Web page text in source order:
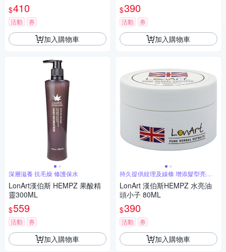
$410
活動 券
加入購物車
深層滋養 抗毛燥 修護保水
LonArt漢伯斯 HEMPZ 果酸精
靈300ML
$559
活動 券
加入購物車
$390
活動 券
加入購物車
持久提供紋理及線條 增添髮型亮澤
感
LonArt 漢伯斯HEMPZ 水亮油
頭小子 80ML
$390
活動 券
加入購物車